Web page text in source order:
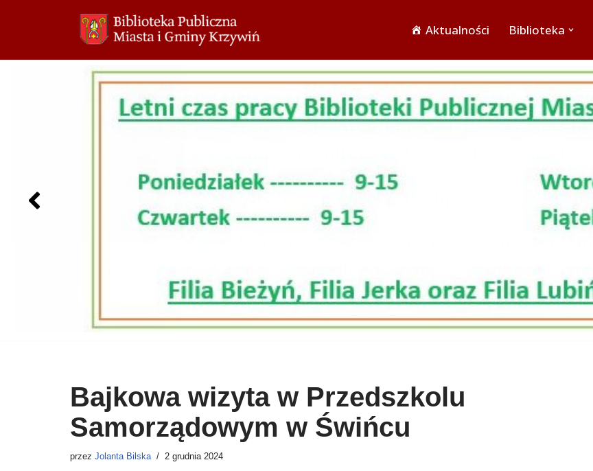
Aktualności Biblioteka
Bajkowa wizyta w Przedszkolu
Samorządowym w Świńcu
przez Jolanta Bilska 2 grudnia 2024